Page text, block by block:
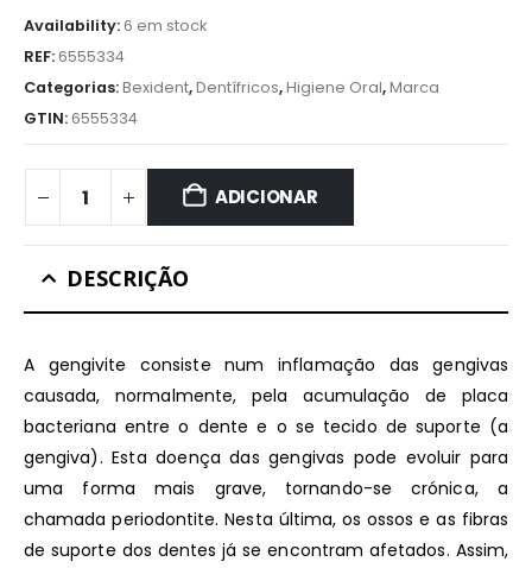
Availability:6 em stock
REF:6555334
Categorias:Bexident,Dentífricos,Higiene Oral,Marca
GTIN:6555334
ADICIONAR
DESCRIÇÃO
A gengivite consiste num inflamação das gengivas
causada, normalmente, pela acumulação de placa
bacteriana entre o dente e o se tecido de suporte (a
gengiva). Esta doença das gengivas pode evoluir para
uma forma mais grave, tornando-se crónica, a
chamada periodontite. Nesta última, os ossos e as fibras
de suporte dos dentes já se encontram afetados. Assim,